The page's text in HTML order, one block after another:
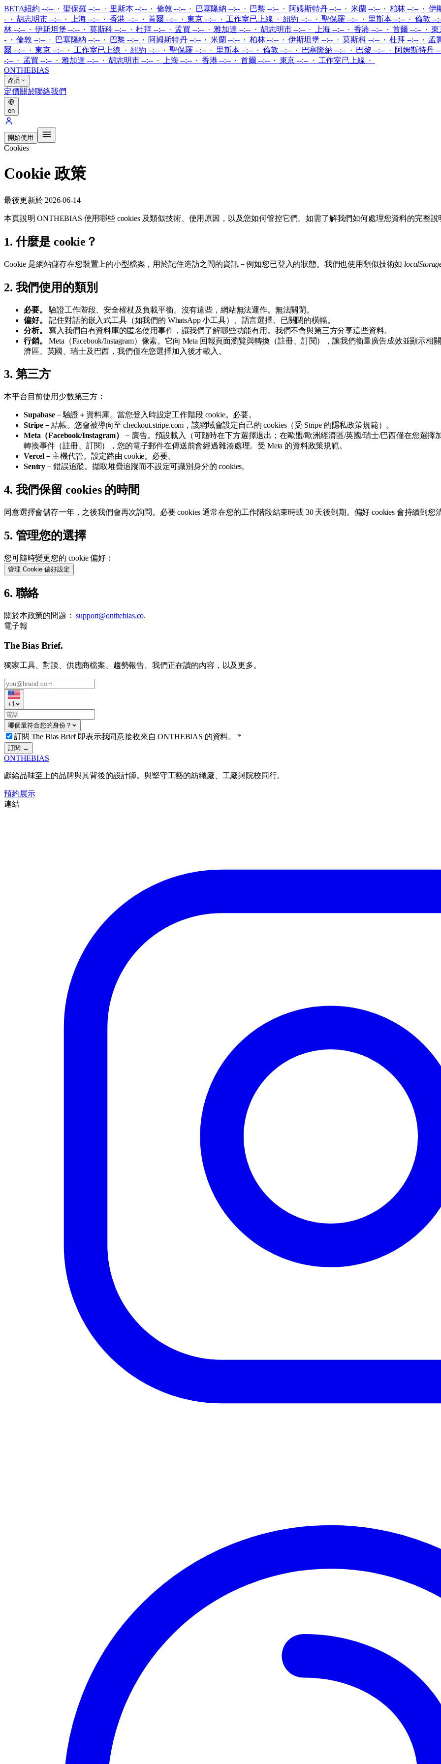
BETA紐約 --:-- · 聖保羅 --:-- · 里斯本 --:-- · 倫敦 --:-- · 巴塞隆納 --:-- · 巴黎 --:-- · 阿姆斯特丹 --:-- · 米蘭 --:-- · 柏林 --:-- ·
- · 胡志明市 --:-- · 上海 --:-- · 香港 --:-- · 首爾 --:-- · 東京 --:-- · 工作室已上線 · 紐約 --:-- · 聖保羅 --:-- · 里斯本 --:-- · 倫敦
林 --:-- · 伊斯坦堡 --:-- · 莫斯科 --:-- · 杜拜 --:-- · 孟買 --:-- · 雅加達 --:-- · 胡志明市 --:-- · 上海 --:-- · 香港 --:-- · 首爾 --:-- · 東
- · 倫敦 --:-- · 巴塞隆納 --:-- · 巴黎 --:-- · 阿姆斯特丹 --:-- · 米蘭 --:-- · 柏林 --:-- · 伊斯坦堡 --:-- · 莫斯科 --:-- · 杜拜 --:-- ·
爾 --:-- · 東京 --:--· 工作室已上線 ·紐約 --:-- · 聖保羅 --:-- · 里斯本 --:-- · 倫敦 --:-- · 巴塞隆納 --:-- · 巴黎 --:-- · 阿姆斯特丹
-:-- · 孟買 --:-- · 雅加達 --:-- · 胡志明市 --:-- · 上海 --:-- · 香港 --:-- · 首爾 --:-- · 東京 --:-- · 工作室已上線 ·
ONTHEBIAS
產品
定價關於聯絡我們
en
開始使用
Cookies
Cookie 政策
最後更新於 2026-06-14
本頁說明 ONTHEBIAS 使用哪些 cookies 及類似技術、使用原因，以及您如何管控它們。如需了解我們如何處理您資料的完整
1. 什麼是 cookie？
Cookie 是網站儲存在您裝置上的小型檔案，用於記住造訪之間的資訊－例如您已登入的狀態。我們也使用類似技術如
2. 我們使用的類別
必要。
驗證工作階段、安全權杖及負載平衡。沒有這些，網站無法運作。無法關閉。
偏好。
記住對話的嵌入式工具（如我們的 WhatsApp 小工具）、語言選擇、已關閉的橫幅。
分析。
寫入我們自有資料庫的匿名使用事件，讓我們了解哪些功能有用。我們不會與第三方分享這些資料。
行銷。
Meta（Facebook/Instagram）像素。它向 Meta 回報頁面瀏覽與轉換（註冊、訂閱），讓我們衡量廣告成效並顯示
濟區、英國、瑞士及巴西，我們僅在您選擇加入後才載入。
3. 第三方
本平台目前使用少數第三方：
Supabase－驗證＋資料庫。當您登入時設定工作階段 cookie。必要。
Stripe －結帳。您會被導向至 checkout.stripe.com，該網域會設定自己的 cookies（受 Stripe 的隱私政策規範）。
Meta（Facebook/Instagram）
－廣告。預設載入（可隨時在下方選擇退出；在歐盟/歐洲經濟區/英國/瑞士/巴西僅在您選擇
轉換事件（註冊、訂閱），您的電子郵件在傳送前會經過雜湊處理。受 Meta 的資料政策規範。
Vercel －主機代管。設定路由 cookie。必要。
Sentry －錯誤追蹤。擷取堆疊追蹤而不設定可識別身分的 cookies。
4. 我們保留 cookies 的時間
同意選擇會儲存一年，之後我們會再次詢問。必要 cookies 通常在您的工作階段結束時或 30 天後到期。偏好 cookies 會持續到您
5. 管理您的選擇
您可隨時變更您的 cookie 偏好：
管理 Cookie 偏好設定
6. 聯絡
關於本政策的問題： support@onthebias.co.
電子報
The Bias Brief.
獨家工具、對談、供應商檔案、趨勢報告、我們正在讀的內容，以及更多。
+1
哪個最符合您的身份？
訂閱 The Bias Brief 即表示我同意接收來自 ONTHEBIAS 的資料。 *
訂閱 →
ONTHEBIAS
獻給品味至上的品牌與其背後的設計師。與堅守工藝的紡織廠、工廠與院校同行。
預約展示
連結